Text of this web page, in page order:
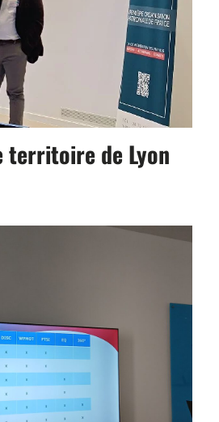
territoire de Lyon